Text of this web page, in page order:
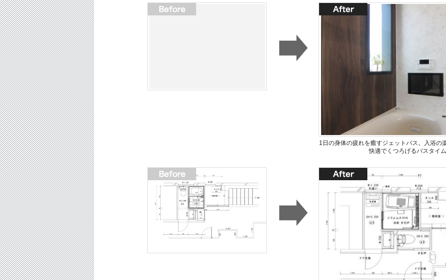
1日の身体の疲れを癒すジェットバス。入浴の
快適でくつろげるバスタイ